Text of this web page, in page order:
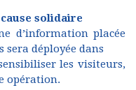
solidaire
d’information placée
sera déployée dans
les visiteurs,
opération.